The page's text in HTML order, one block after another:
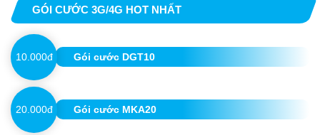
GÓI CƯỚC 3G/4G HOT NHẤT
10.000đ Gói cước DGT10
20.000đ Gói cước MKA20